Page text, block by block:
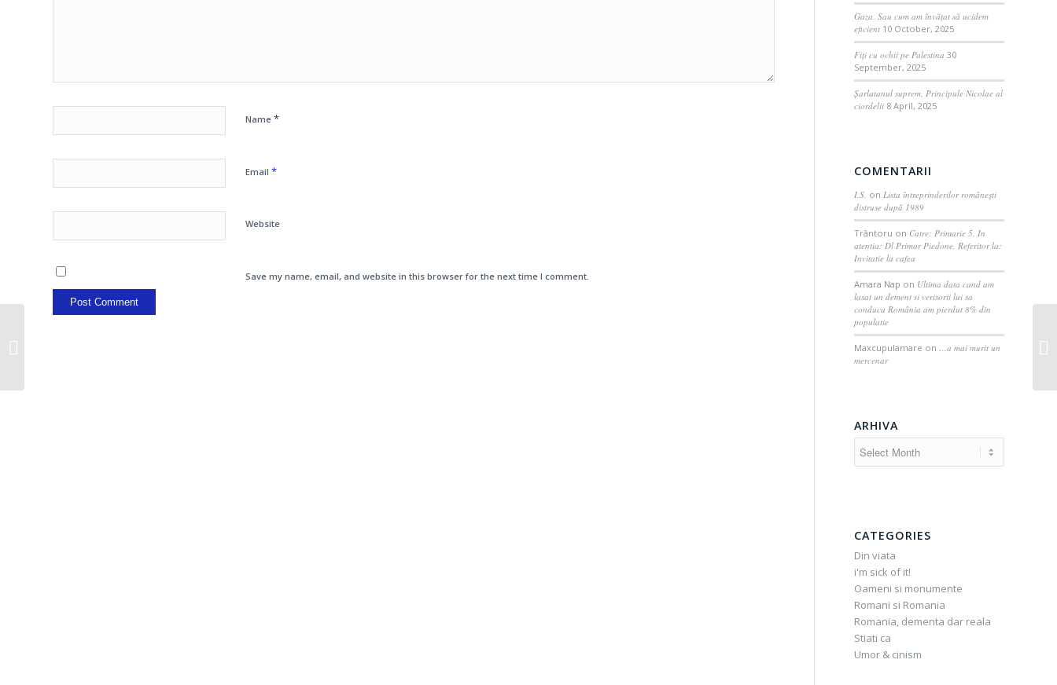
Name *
Email *
Website
Save my name, email, and website in this browser for the next time I comment.
Gaza. Sau cum am învățat să ucidem
eficient 10 October, 2025
Fiți cu ochii pe Palestina 30
September, 2025
Șarlatanul suprem, Principule Nicolae al
ciordelii 8 April, 2025
COMENTARII
I.S. on Lista întreprinderilor româneşti
distruse după 1989
Trântoru on Catre: Primarie 5, In
atentia: Dl Primar Piedone, Referitor la:
Invitatie la cafea
Amara Nap on Ultima data cand am
lasat un dement si verisorii lui sa
conduca România am pierdut 8% din
populatie
Maxcupulamare on …a mai murit un
mercenar
ARHIVA
CATEGORIES
Din viata
i'm sick of it!
Oameni si monumente
Romani si Romania
Romania, dementa dar reala
Stiati ca
Umor & cinism